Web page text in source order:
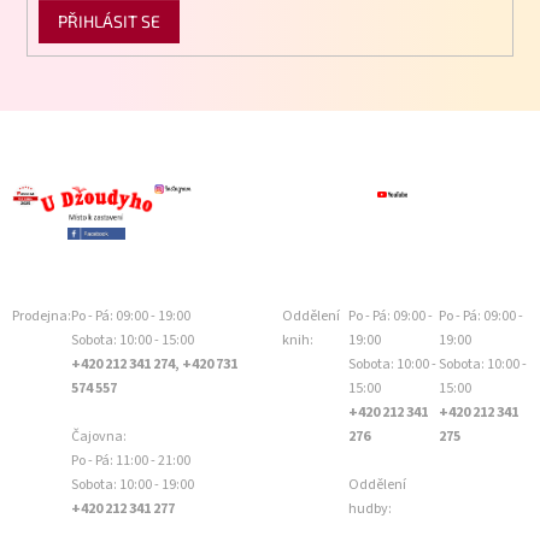
PŘIHLÁSIT SE
Prodejna:Po - Pá: 09:00 - 19:00
Sobota: 10:00 - 15:00
+420 212 341 274, +420 731
574 557
Čajovna:
Po - Pá: 11:00 - 21:00
Sobota: 10:00 - 19:00
+420 212 341 277
Oddělení
knih:
Po - Pá: 09:00 -
19:00
Sobota: 10:00 -
15:00
+420 212 341
276
Oddělení
hudby:
Po - Pá: 09:00 -
19:00
Sobota: 10:00 -
15:00
+420 212 341
275